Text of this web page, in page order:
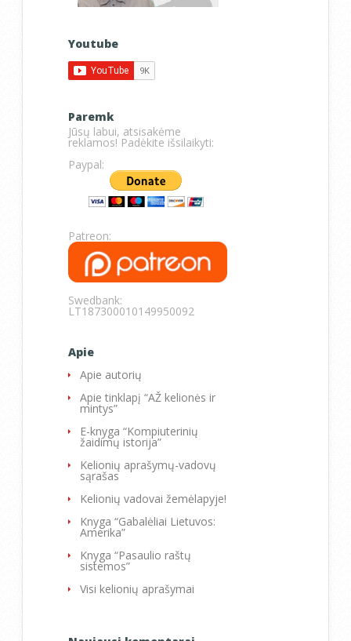
Youtube
Paremk
Jūsų labui, atsisakėme
reklamos! Padėkite išsilaikyti:
Paypal:
Patreon:
Swedbank:
LT187300010149950092
Apie
Apie autorių
Apie tinklapį “AŽ kelionės ir
mintys”
E-knyga “Kompiuterinių
žaidimų istorija”
Kelionių aprašymų-vadovų
sąrašas
Kelionių vadovai žemėlapyje!
Knyga “Gabalėliai Lietuvos:
Amerika”
Knyga “Pasaulio raštų
sistemos”
Visi kelionių aprašymai